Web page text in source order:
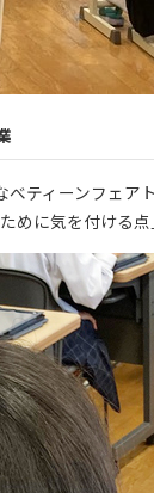
ティーンフェ
めに気を付ける